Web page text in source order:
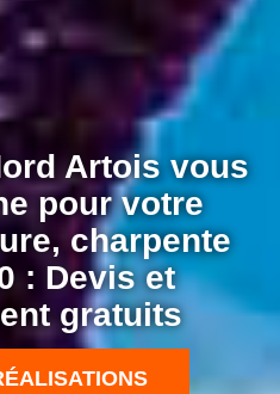
Artois vous
pour votre
charpente
: Devis et
gratuits